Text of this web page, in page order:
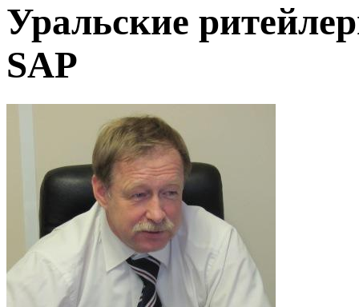
Уральские
SAP